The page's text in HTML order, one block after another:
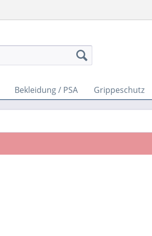
Bekleidung / PSA Grippeschutz